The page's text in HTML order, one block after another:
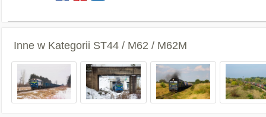
Inne w Kategorii ST44 / M62 / M62M